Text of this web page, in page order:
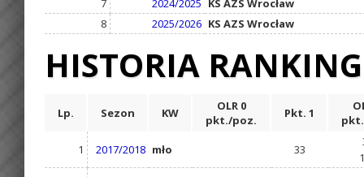
7
2024/2025 KS AZS Wrocław
8
2025/2026 KS AZS Wrocław
HISTORIA
Lp. Sezon KW
OLR 0
pkt./poz.
Pkt. 1
1
2017/2018 mło 33